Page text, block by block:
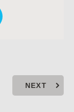
NEXT